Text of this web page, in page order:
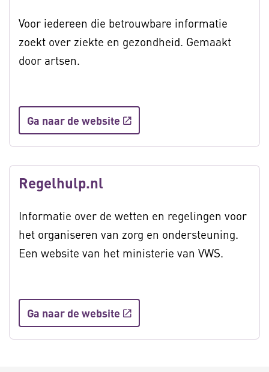
Voor iedereen die betrouwbare informatie
zoekt over ziekte en gezondheid. Gemaakt
door artsen.
Ga naar de website
Regelhulp.nl
Informatie over de wetten en regelingen voor
het organiseren van zorg en ondersteuning.
Een website van het ministerie van VWS.
Ga naar de website